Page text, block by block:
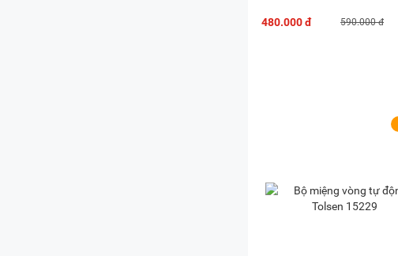
480.000 đ 590.000 đ